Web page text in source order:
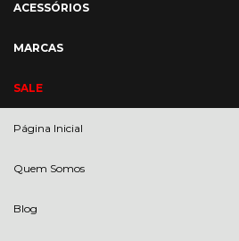
ACESSÓRIOS
MARCAS
SALE
Página Inicial
Quem Somos
Blog